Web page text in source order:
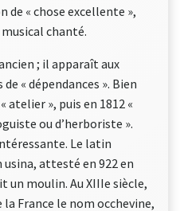
« chose excellente »,
chanté.
; il apparaît aux
« dépendances ». Bien
atelier », puis en 1812 «
ou d’herboriste ».
Le latin
attesté en 922 en
un moulin. Au XIIIe siècle,
France le nom occhevine,